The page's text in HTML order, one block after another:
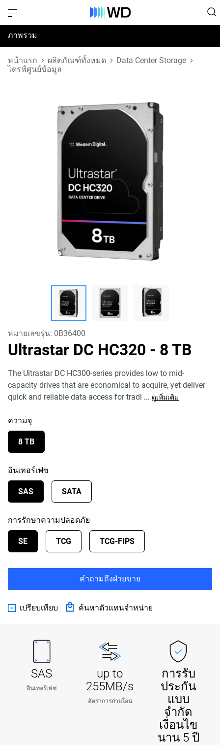
ภาพรวม
ข้อมูลจำเพาะ
หน้าแรก ผลิตภัณฑ์ทั้งหมด
Data Center Storage
ไดรฟ์ศูนย์ข้อมูล
หมายเลขรุ่น: 0B36400
Ultrastar DC HC320 - 8 TB
The Ultrastar DC HC300-series provides low to mid-
capacity drives that are economical to acquire, yet deliver
quick and reliable data access for tradi ... ดูเพิ่มเติม
ความจุ
8 TB
อินเทอร์เฟซ
SAS SATA
การรักษาความปลอดภัย
SE TCG TCG-FIPS
คำถามถึงฝ่ายขาย
เปรียบเทียบ ค้นหาตัวแทนจำหน่าย
SAS
อินเทอร์เฟซ
up to
255MB/s
อัตราการถ่ายโอน
การรับ
ประกัน
แบบ
จำกัด
เงื่อนไข
นาน 5 ปี